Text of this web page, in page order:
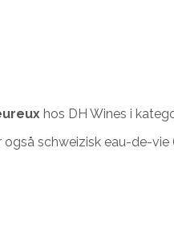
hos DH Wines i
schweizisk eau-de-